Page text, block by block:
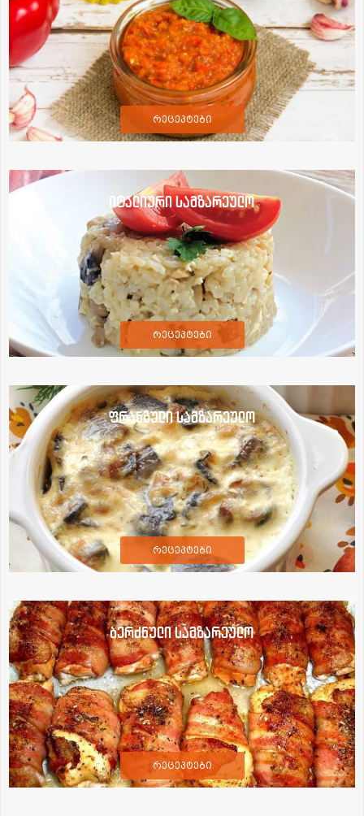
რეცეპტები
იტალიური სამზარეულო
რეცეპტები
ფრანგული სამზარეულო
რეცეპტები
ბერძნული სამზარეულო
რეცეპტები